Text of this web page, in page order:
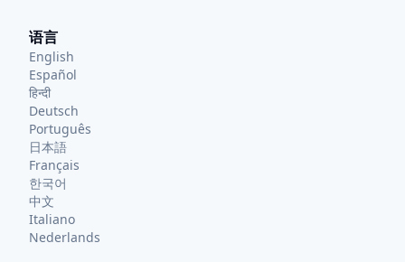
语言
English
Español
हिन्दी
Deutsch
Português
日本語
Français
한국어
中文
Italiano
Nederlands